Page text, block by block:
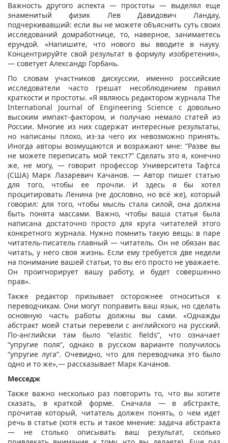
Важность другого аспекта — простоты — выделял еще
знаменитый физик Лев Давидович Ландау,
подчеркивавший: если вы не можете объяснить суть своих
исследований домработнице, то, наверное, занимаетесь
ерундой. «Напишите, что нового вы вводите в науку.
Концентрируйте свой результат в формулу изобретения»,
— советует Александр Горбань.
По словам участников дискуссии, именно российские
исследователи часто грешат несоблюдением правил
краткости и простоты. «Я являюсь редактором журнала The
International Journal of Engineering Science с довольно
высоким импакт-фактором, и получаю немало статей из
России. Многие из них содержат интересные результаты,
но написаны плохо, из-за чего их невозможно принять.
Иногда авторы возмущаются и возражают мне: “Разве вы
не можете переписать мой текст?” Сделать это я, конечно
же, не могу, — говорит профессор Университета Тафтса
(США) Марк Лазаревич Качанов. — Автор пишет статью
для того, чтобы ее прочли. И здесь я бы хотел
процитировать Ленина (не дословно, но всё же), который
говорил: для того, чтобы мысль стала силой, она должна
быть понята массами. Важно, чтобы ваша статья была
написана достаточно просто для круга читателей этого
конкретного журнала. Нужно помнить такую вещь: в паре
читатель-писатель главный — читатель. Он не обязан вас
читать, у него своя жизнь. Если ему требуется две недели
на понимание вашей статьи, то вы его просто не уважаете.
Он проигнорирует вашу работу, и будет совершенно
прав».
Также редактор призывает осторожнее относиться к
переводчикам. Они могут поправить ваш язык, но сделать
основную часть работы должны вы сами. «Однажды
абстракт моей статьи перевели с английского на русский.
По-английски там было “elastic fields”, что означает
“упругие поля”, однако в русском варианте получилось
“упругие луга”. Очевидно, что для переводчика это было
одно и то же»,— рассказывает Марк Качанов.
Месседж
Также важно несколько раз повторить то, что вы хотите
сказать, в краткой форме. Сначала — в абстракте,
прочитав который, читатель должен понять, о чем идет
речь в статье (хотя есть и такое мнение: задача абстракта
— не столько описывать ваш результат, сколько